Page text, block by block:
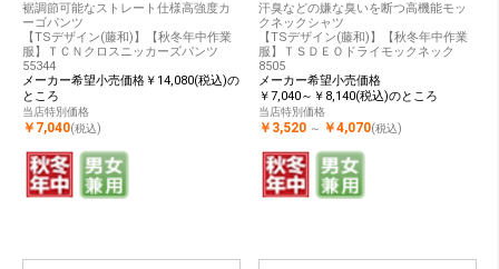
裾調節可能なストレート仕様高強度カ
ーゴパンツ
【TSデザイン(藤和)】【秋冬年中作業
服】ＴＣＮクロスニッカーズパンツ
55344
メーカー希望小売価格￥14,080(税込)の
ところ
当店特別価格
￥7,040(税込)
汗臭などの嫌な臭いを断つ高機能モッ
クネックシャツ
【TSデザイン(藤和)】【秋冬年中作業
服】ＴＳＤＥＯドライモックネック
8505
メーカー希望小売価格
￥7,040～￥8,140(税込)のところ
当店特別価格
￥3,520 ～ ￥4,070(税込)